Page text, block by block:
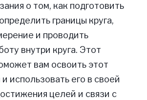
о том, как подготовить
границы круга,
и проводить
внутри круга. Этот
вам освоить этот
использовать его в своей
целей и связи с